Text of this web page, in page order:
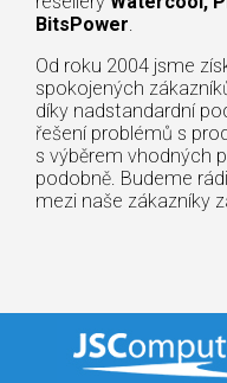
BitsPower.
Od roku 2004 jsme
spokojených
díky nadstandardní
řešení problémů s
s výběrem vhodných
podobně. Budeme
mezi naše zákazníky